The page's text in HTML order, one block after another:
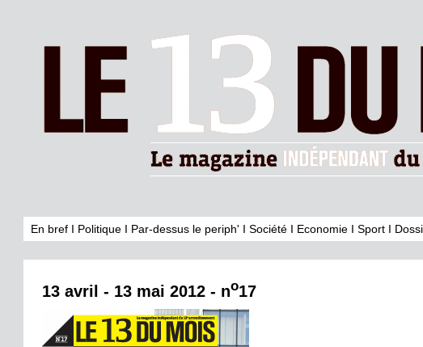
En bref I Politique I Par-dessus le periph' I Société I Economie I Sport I
13 avril - 13 mai 2012 - no17